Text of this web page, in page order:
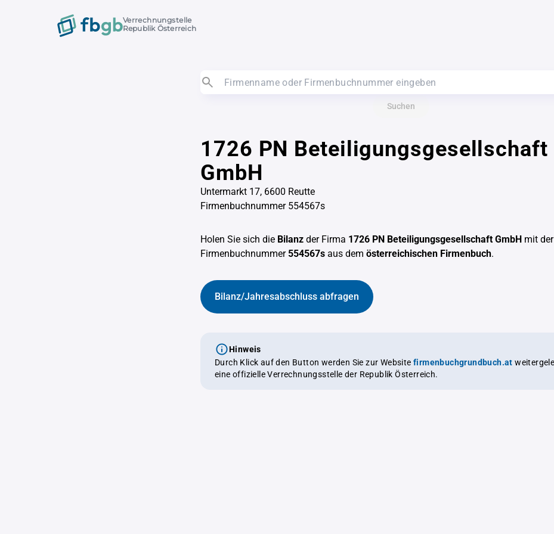
Verrechnungstelle
Republik Österreich
Suchen
1726 PN Beteiligungsgesellschaft
GmbH
Untermarkt 17, 6600 Reutte
Firmenbuchnummer 554567s
Holen Sie sich die Bilanz der Firma 1726 PN Beteiligungsgesellschaft GmbH mit der
Firmenbuchnummer554567s aus dem österreichischen Firmenbuch.
Bilanz/Jahresabschluss abfragen
Hinweis
Durch Klick auf den Button werden Sie zur Website firmenbuchgrundbuch.at weitergeleitet,
eine offizielle Verrechnungsstelle der Republik Österreich.